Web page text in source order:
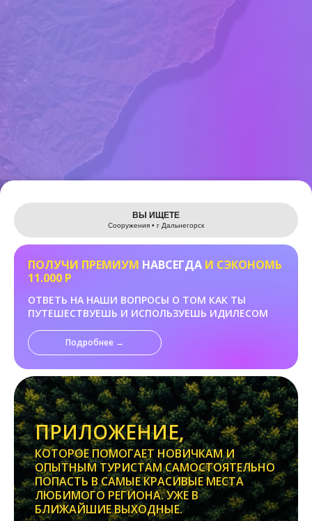
Leaflet
ВЫ ИЩЕТЕ
Сооружения • г Дальнегорск
ПОЛУЧИ ПРЕМИУМ НАВСЕГДА И СЭКОНОМЬ
11.000 Р
ОТВЕТЬ НА НАШИ ВОПРОСЫ О ТОМ КАК ТЫ
ПУТЕШЕСТВУЕШЬ И ИСПОЛЬЗУЕШЬ ИДИЛЕСОМ
Подробнее →
ПРИЛОЖЕНИЕ,
КОТОРОЕ ПОМОГАЕТ НОВИЧКАМ И
ОПЫТНЫМ ТУРИСТАМ САМОСТОЯТЕЛЬНО
ПОПАСТЬ В САМЫЕ КРАСИВЫЕ МЕСТА
ЛЮБИМОГО РЕГИОНА. УЖЕ В
БЛИЖАЙШИЕ ВЫХОДНЫЕ.